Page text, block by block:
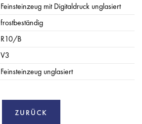
Feinsteinzeug mit Digitaldruck unglasiert
frostbeständig
R10/B
V3
Feinsteinzeug unglasiert
ZURÜCK